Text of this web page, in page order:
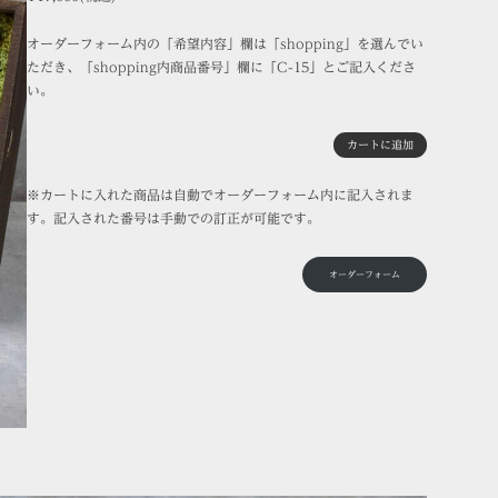
オーダーフォーム内の「希望内容」欄は「shopping」を選んでい
ただき、「shopping内商品番号」欄に「C-15」とご記入くださ
い。
カートに追加
※カートに入れた商品は自動でオーダーフォーム内に記入されま
す。記入された番号は手動での訂正が可能です。
オーダーフォーム